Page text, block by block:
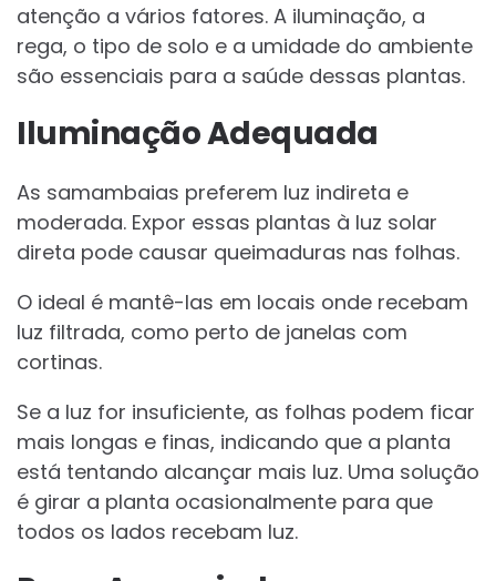
atenção a vários fatores. A iluminação, a
rega, o tipo de solo e a umidade do ambiente
são essenciais para a saúde dessas plantas.
Iluminação Adequada
As samambaias preferem luz indireta e
moderada. Expor essas plantas à luz solar
direta pode causar queimaduras nas folhas.
O ideal é mantê-las em locais onde recebam
luz filtrada, como perto de janelas com
cortinas.
Se a luz for insuficiente, as folhas podem ficar
mais longas e finas, indicando que a planta
está tentando alcançar mais luz. Uma solução
é girar a planta ocasionalmente para que
todos os lados recebam luz.